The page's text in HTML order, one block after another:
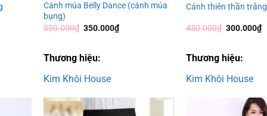
Cánh múa Belly Dance (cánh múa
bụng)
550.000₫ Giá
550.000₫.
350.000₫Giá
hiện
Thương hiệu:
Kim Khôi House
Cánh thiên thần trắng
450.000₫ Giá
450.000₫.
300.000₫
Thương hiệu:
Kim Khôi House